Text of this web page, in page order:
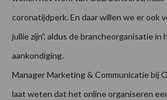
coronatijdperk. En daarwillen we er ook
jullie zijn”, aldus de brancheorganisatie in
aankondiging.
Manager Marketing & Communicatie bij
laat weten dat het online organiseren